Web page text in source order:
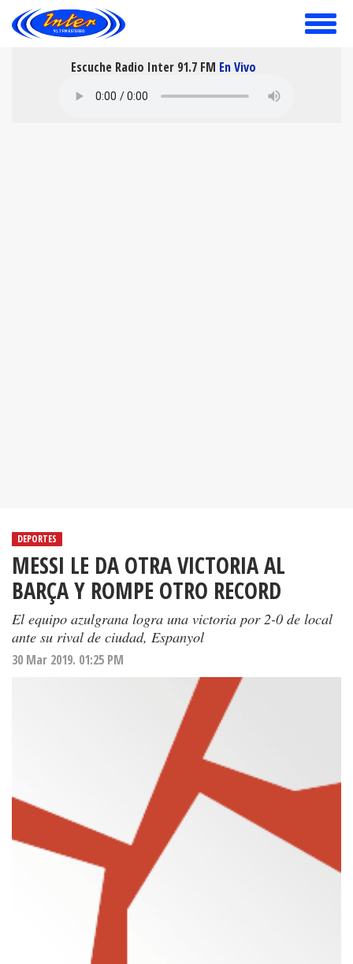
toggle
Escuche Radio Inter 91.7 FM En Vivo
DEPORTES
MESSI LE DA OTRA VICTORIA AL
BARÇA Y ROMPE OTRO RECORD
El equipo azulgrana logra una victoria por 2-0 de local
ante su rival de ciudad, Espanyol
30 Mar 2019. 01:25 PM